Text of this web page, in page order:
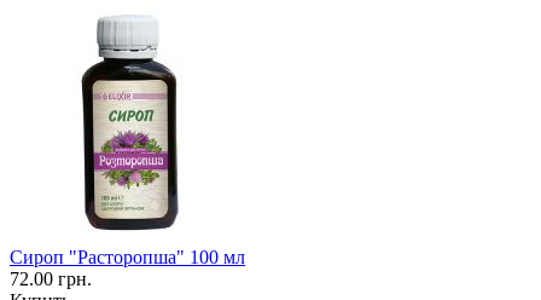
Сироп "Расторопша" 100 мл
72.00 грн.